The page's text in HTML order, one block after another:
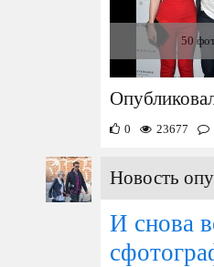
50
0 23677
Новость
И снова